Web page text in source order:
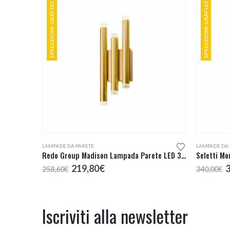
SPEDIZIONE GRATUITA
LAMPADE DA PARETE
Redo Group Madison Lampada Parete LED 3 Luci
258,60€ Il
prezzo
219,80€Il
SPEDIZIONE GRATUITA
LAMPADE DA
340,00€
Iscriviti alla newsletter